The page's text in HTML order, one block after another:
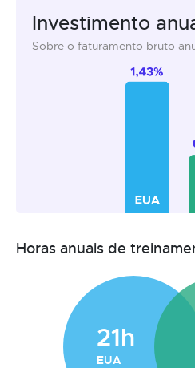
Investimento
Sobre o faturamento bruto
Horas anuais de
21h
EUA